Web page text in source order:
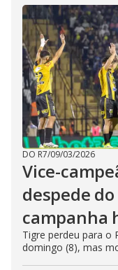
DO R7/09/03/2026
Vice-
despede
campanha
Tigre perdeu para o
domingo (8), mas